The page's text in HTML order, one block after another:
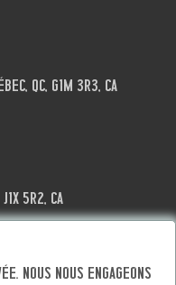
QC, G1M 3R3, CA
5R2, CA
Nous nous engageons